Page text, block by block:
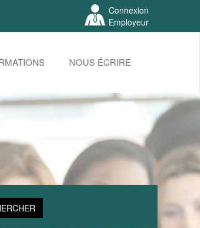
Connexion
Employeur
NOUS ÉCRIRE